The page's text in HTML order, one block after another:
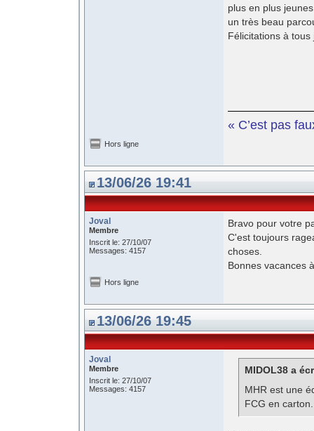
plus en plus
un très beau
Félicitations à
« C’est pas
Hors ligne
13/06/26 19:41
Joval
Membre
Inscrit le: 27/10/07
Messages: 4157
Bravo pour votre
C'est toujours
choses.
Bonnes vacances
Hors ligne
13/06/26 19:45
Joval
Membre
Inscrit le: 27/10/07
Messages: 4157
MIDOL38 a
MHR est une
FCG en carton.